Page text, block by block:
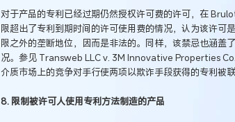
对于产品的专利已经过期仍然授权许可费的许可，在
限超出了专利到期时间的许可使用费的情况，认为该许可
限之外的垄断地位，因而是非法的。同样，该禁忌也涵盖
况。参见 Transweb LLC v. 3M Innovative Properties
介质市场上的竞争对手行使两项以欺诈手段获得的专利被
8. 限制被许可人使用专利方法制造的产品